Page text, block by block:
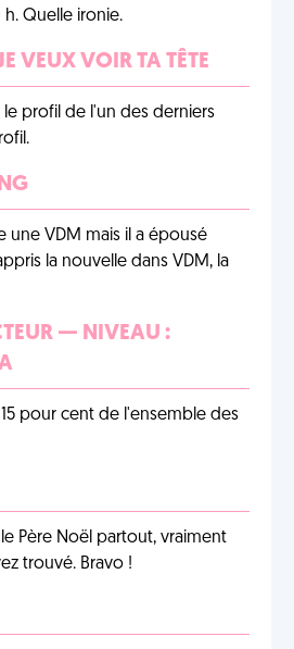
Quelle ironie.
VEUX VOIR TA TÊTE
le profil de l'un des derniers
une VDM mais il a épousé
la nouvelle dans VDM, la
— NIVEAU :
pour cent de l'ensemble des
Père Noël partout, vraiment
trouvé. Bravo !